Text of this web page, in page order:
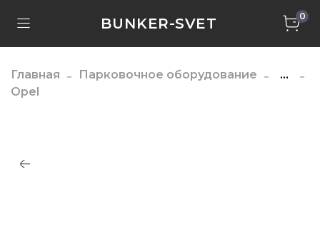
BUNKER-SVET 0
Главная Парковочное оборудование
...
Opel